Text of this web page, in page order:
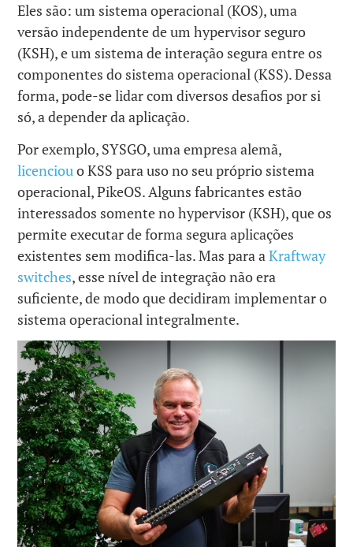
Eles são: um sistema operacional (KOS), uma
versão independente de um hypervisor seguro
(KSH), e um sistema de interação segura entre os
componentes do sistema operacional (KSS). Dessa
forma, pode-se lidar com diversos desafios por si
só, a depender da aplicação.
Por exemplo, SYSGO, uma empresa alemã,
licenciou o KSS para uso no seu próprio sistema
operacional, PikeOS. Alguns fabricantes estão
interessados somente no hypervisor (KSH), que os
permite executar de forma segura aplicações
existentes sem modifica-las. Mas para aKraftway
switches, esse nível de integração não era
suficiente, de modo que decidiram implementar o
sistema operacional integralmente.